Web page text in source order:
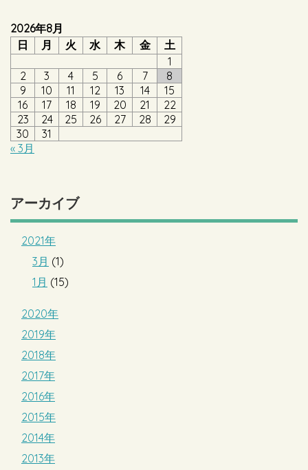
2026年8月
日
月 火 水 木 金
土
1
2
3 4 5 6 7
8
9
10 11 12 13 14
15
16
17 18 19 20 21
22
23
24 25 26 27 28
29
30
31
« 3月
アーカイブ
2021年
3月 (1)
1月 (15)
2020年
2019年
2018年
2017年
2016年
2015年
2014年
2013年